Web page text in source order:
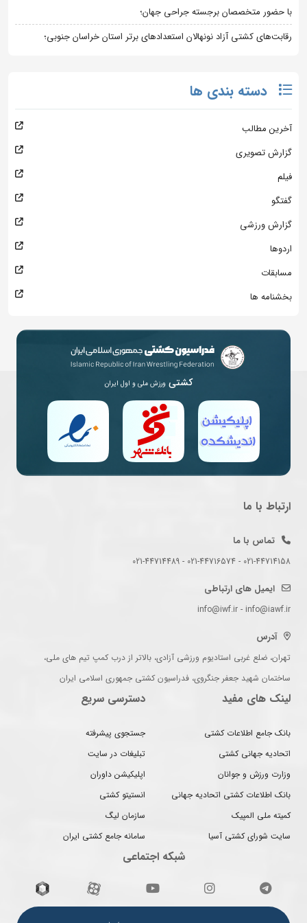
با حضور متخصصان برجسته جراحی جهان؛
رقابت‌های کشتی آزاد نونهالان استعدادهای برتر استان خراسان جنوبی؛
دسته بندی ها
آخرین مطالب
گزارش تصویری
فیلم
گفتگو
گزارش ورزشی
اردوها
مسابقات
بخشنامه ها
کشتی ورزش ملی و اول ایران
ارتباط با ما
تماس با ما
021-44714158 - 021-44716574 - 021-44714489
ایمیل های ارتباطی
info@iwf.ir - info@iawf.ir
آدرس
تهران، ضلع غربی استادیوم ورزشی آزادی، بالاتر از درب کمپ تیم های ملی،
ساختمان شهید جعفر جنگروی، فدراسیون کشتی جمهوری اسلامی ایران
لینک های مفید
بانک جامع اطلاعات کشتی
اتحادیه جهانی کشتی
وزارت ورزش و جوانان
بانک اطلاعات کشتی اتحادیه جهانی
کمیته ملی المپیک
سایت شورای کشتی آسیا
دسترسی سریع
جستجوی پیشرفته
تبلیغات در سایت
اپلیکیشن داوران
انستیتو کشتی
سازمان لیگ
سامانه جامع کشتی ایران
شبکه اجتماعی